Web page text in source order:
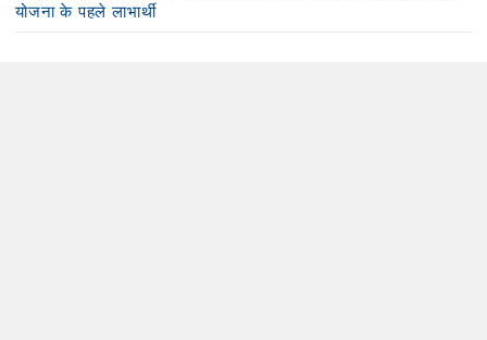
योजना के पहले लाभार्थी